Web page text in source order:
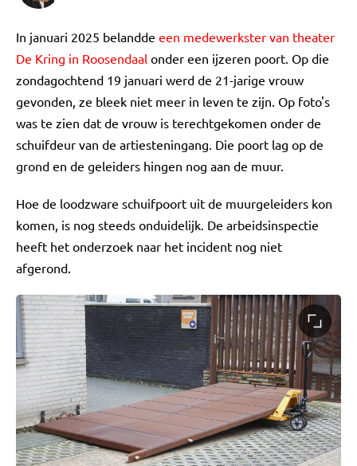
In januari 2025 belandde een medewerkster van theater
De Kring in Roosendaal onder een ijzeren poort. Op die
zondagochtend 19 januari werd de 21-jarige vrouw
gevonden, ze bleek niet meer in leven te zijn. Op foto's
was te zien dat de vrouw is terechtgekomen onder de
schuifdeur van de artiesteningang. Die poort lag op de
grond en de geleiders hingen nog aan de muur.
Hoe de loodzware schuifpoort uit de muurgeleiders kon
komen, is nog steeds onduidelijk. De arbeidsinspectie
heeft het onderzoek naar het incident nog niet
afgerond.